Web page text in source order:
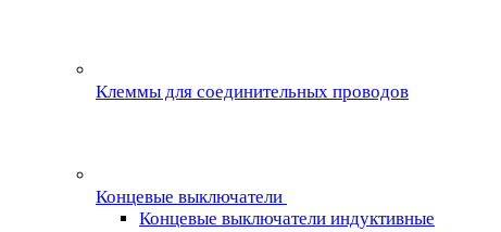
Клеммы для соединительных проводов
Концевые выключатели
Концевые выключатели индуктивные